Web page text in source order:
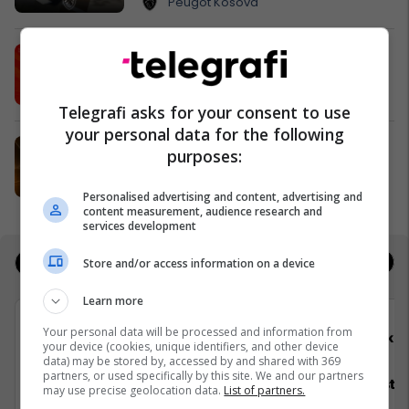
IPKO vazhdon partneritetin me
Sunny Hill Festival 2026
EXPO DIASPORA 2026 mbahet më
3, 4 dhe 5 gusht në Prishtinë
Jobs Real Estate
ALTINBAS
Asistente e Shitjes Specialist
Telegrafi asks for your consent to use
your personal data for the following
purposes:
Personalised advertising and content, advertising and
content measurement, audience research and
services development
Store and/or access information on a device
Learn more
Your personal data will be processed and information from
your device (cookies, unique identifiers, and other device
data) may be stored by, accessed by and shared with 369
partners, or used specifically by this site. We and our partners
may use precise geolocation data. List of partners.